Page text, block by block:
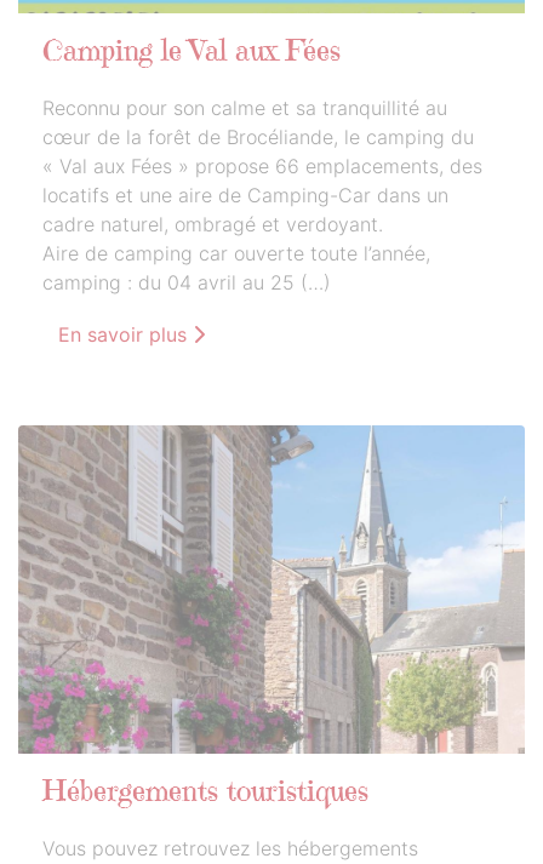
Camping le Val aux Fées
Reconnu pour son calme et sa tranquillité au
cœur de la forêt de Brocéliande, le camping du
« Val aux Fées » propose 66 emplacements, des
locatifs et une aire de Camping-Car dans un
cadre naturel, ombragé et verdoyant.
Aire de camping car ouverte toute l’année,
camping : du 04 avril au 25 (…)
En savoir plus
Hébergements touristiques
Vous pouvez retrouvez les hébergements